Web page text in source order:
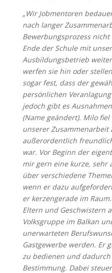
„Wir Jobmentoren
nach langer
Bewerbungsprozess
Ende der Schule mit
Ausbildungsbetrieb
werfen sie hin oder
sogar fest, dass der
persönlichen
jedoch gibt es
(Name geändert). Milo
unserer Zusammenarbeit
außerordentlich
war. Vor Beginn der
mir gern eine kurze, sehr
über verschiedene
wenn er dazu
er kerzengerade im
Eltern und Geschwistern
Volksgruppe im Balkan
unerwarteten
Gastgewerbe werden. Er
zu bedienen und
Bestimmung. Dabei